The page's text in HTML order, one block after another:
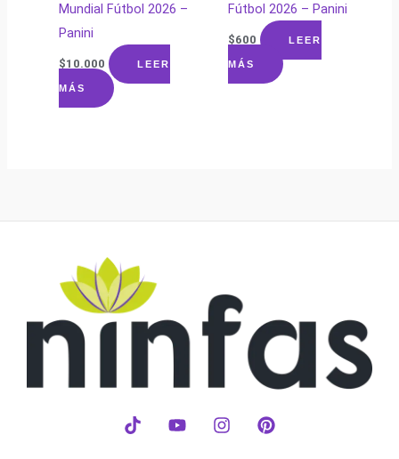
Mundial Fútbol 2026 –
Panini
$10.000 LEER
MÁS
Fútbol 2026 – Panini
$600 LEER
MÁS